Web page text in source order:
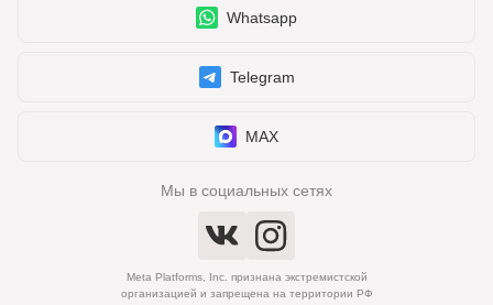
Whatsapp
Telegram
MAX
Мы в социальных сетях
Meta Platforms, Inc. признана экстремистской
организацией и запрещена на территории РФ